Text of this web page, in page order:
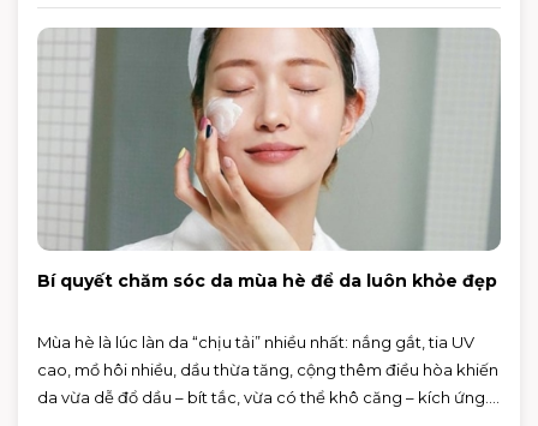
Bí quyết chăm sóc da mùa hè để da luôn khỏe đẹp
Mùa hè là lúc làn da “chịu tải” nhiều nhất: nắng gắt, tia UV
cao, mồ hôi nhiều, dầu thừa tăng, cộng thêm điều hòa khiến
da vừa dễ đổ dầu – bít tắc, vừa có thể khô căng – kích ứng.